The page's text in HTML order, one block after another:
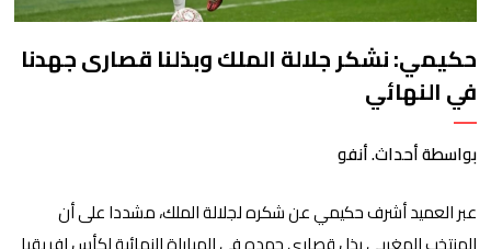
حكيمي: نشكر جلالة الملك وبذلنا قصارى جهدنا
في النهائي
بواسطة أحداث. أنفو
عبر العميد أشرف حكيمي عن شكره لجلالة الملك، مشددا على أن